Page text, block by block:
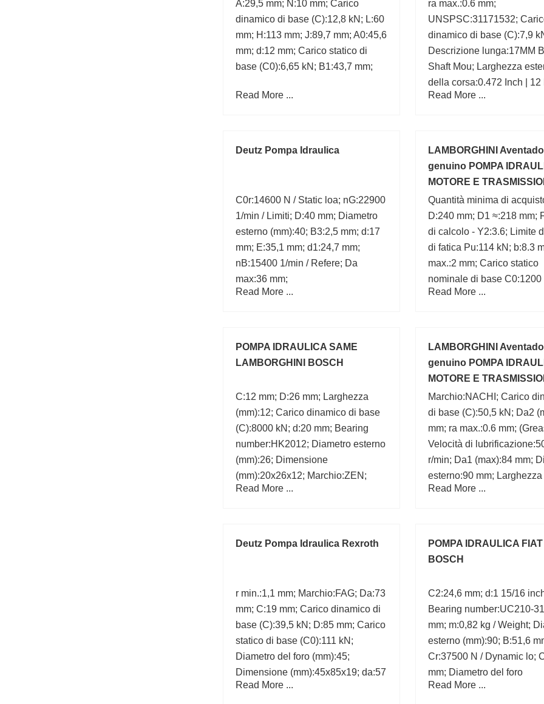
A:29,5 mm; N:10 mm; Carico
dinamico di base (C):12,8 kN; L:60
mm; H:113 mm; J:89,7 mm; A0:45,6
mm; d:12 mm; Carico statico di
base (C0):6,65 kN; B1:43,7 mm;
Read More ...
ra max.:0.6 mm;
UNSPSC:31171532;
dinamico di base (C):7,9
Descrizione lunga:17MM
Shaft Mou; Larghezza
della corsa:0.472 Inch | 12
Fattore di calcolo (Y0):2.12;
mm; Peso / Chilogrammo:0;
Read More ...
Deutz Pompa Idraulica
C0r:14600 N / Static loa; nG:22900
1/min / Limiti; D:40 mm; Diametro
esterno (mm):40; B3:2,5 mm; d:17
mm; E:35,1 mm; d1:24,7 mm;
nB:15400 1/min / Refere; Da
max:36 mm;
Read More ...
LAMBORGHINI
genuino POMPA
MOTORE E
GEAR
Quantità minima di
D:240 mm; D1 ≈:218 mm;
di calcolo - Y2:3.6; Limite
di fatica Pu:114 kN; b:8.3
max.:2 mm; Carico statico
nominale di base C0:1200
Fattore di calcolo - e:0.28;
Read More ...
POMPA IDRAULICA SAME
LAMBORGHINI BOSCH
C:12 mm; D:26 mm; Larghezza
(mm):12; Carico dinamico di base
(C):8000 kN; d:20 mm; Bearing
number:HK2012; Diametro esterno
(mm):26; Dimensione
(mm):20x26x12; Marchio:ZEN;
Carico statico di base (C0):11200
Read More ...
LAMBORGHINI
genuino POMPA
MOTORE E
GEAR
Marchio:NACHI; Carico
di base (C):50,5 kN; Da2
mm; ra max.:0.6 mm;
Velocità di
r/min; Da1 (max):84 mm;
esterno:90 mm; Larghezza
(mm):18; d:55 mm; D:90
Read More ...
Deutz Pompa Idraulica Rexroth
r min.:1,1 mm; Marchio:FAG; Da:73
mm; C:19 mm; Carico dinamico di
base (C):39,5 kN; D:85 mm; Carico
statico di base (C0):111 kN;
Diametro del foro (mm):45;
Dimensione (mm):45x85x19; da:57
mm;
Read More ...
POMPA IDRAULICA FIAT
BOSCH
C2:24,6 mm; d:1 15/16
Bearing number:UC210-
mm; m:0,82 kg / Weight;
esterno (mm):90; B:51,6
Cr:37500 N / Dynamic lo;
mm; Diametro del foro
(mm):49,213;
Read More ...